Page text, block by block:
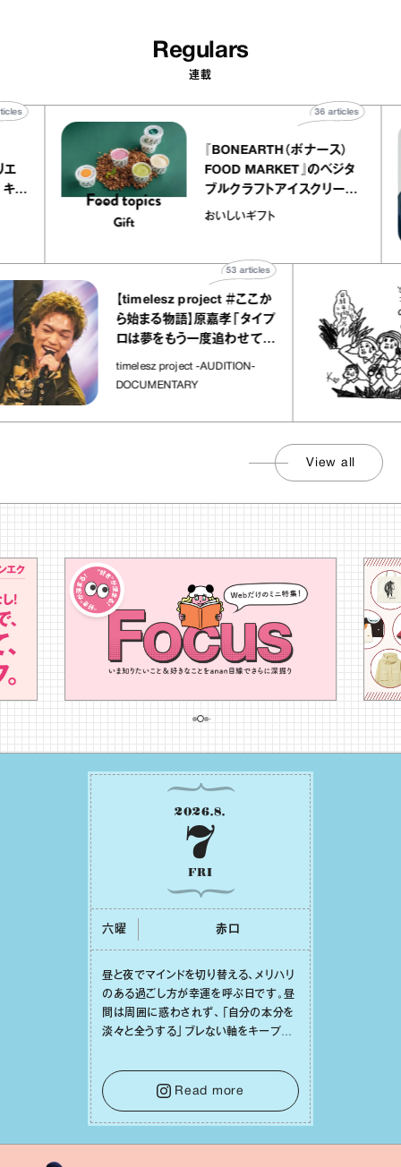
Regulars
連載
トリエ
ープ キャ
40articles
『BONEARTH（ボナース）
FOOD MARKET』のベジタ
ブルクラフトアイスクリーム
｜真野知子の「おいしいギフ
おいしいギフト
36articles
【timelesz project ＃ここか
ら始まる物語】原嘉孝「タイプ
ロは夢をもう一度追わせてく
timelesz project -AUDITION-
DOCUMENTARY
articles
View all
2026.8.
7
FRI
六曜 ⾚⼝
昼と夜でマインドを切り替える、メリハリ
のある過ごし⽅が幸運を呼ぶ⽇です。昼
間は周囲に惑わされず、「⾃分の本分を
淡々と全うする」ブレない軸をキープし
⾔葉に流されないよう、⼼にしっかりブ
レーキをかけること。この意識の切り替
えが、あなたに確かな安⼼感をもたらす
はずです。
Read more